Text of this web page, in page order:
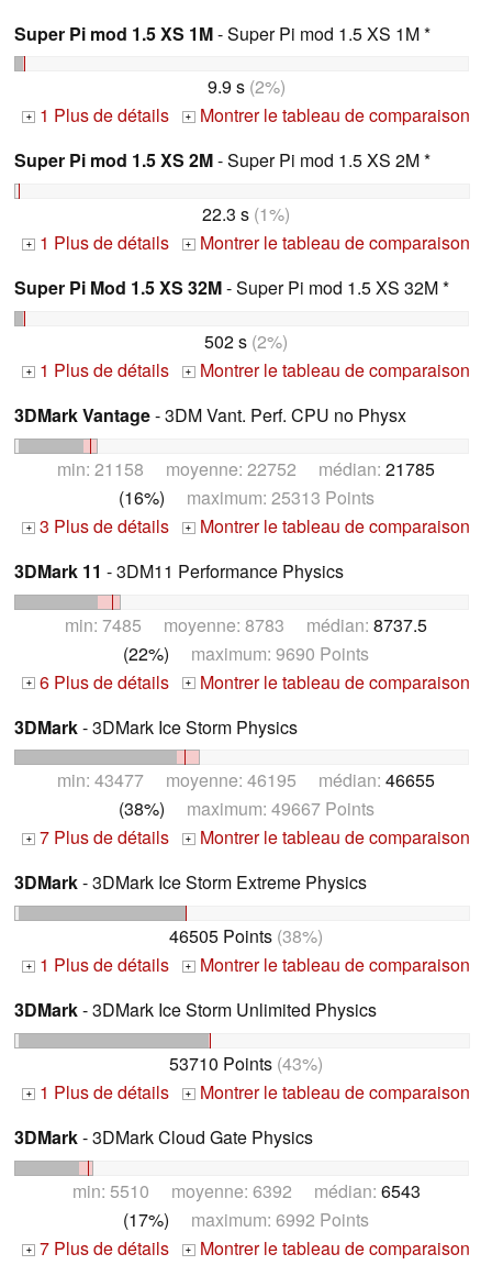
Super Pi mod 1.5 XS 1M- Super Pi mod 1.5 XS 1M *
9.9 s(2%)
+ 1 Plus de détails + Montrer le tableau de comparaison
Super Pi mod 1.5 XS 2M- Super Pi mod 1.5 XS 2M *
22.3 s (1%)
+ 1 Plus de détails + Montrer le tableau de comparaison
Super Pi Mod 1.5 XS 32M- Super Pi mod 1.5 XS 32M *
502 s (2%)
+ 1 Plus de détails + Montrer le tableau de comparaison
3DMark Vantage- 3DM Vant. Perf. CPU no Physx
min: 21158 moyenne: 22752 médian: 21785
(16%) maximum: 25313 Points
+ 3 Plus de détails + Montrer le tableau de comparaison
3DMark 11 - 3DM11 Performance Physics
min: 7485 moyenne: 8783 médian: 8737.5
(22%) maximum: 9690 Points
+ 6 Plus de détails + Montrer le tableau de comparaison
3DMark- 3DMark Ice Storm Physics
min: 43477 moyenne: 46195 médian: 46655
(38%) maximum: 49667 Points
+ 7 Plus de détails + Montrer le tableau de comparaison
3DMark- 3DMark Ice Storm Extreme Physics
46505 Points (38%)
+ 1 Plus de détails + Montrer le tableau de comparaison
3DMark- 3DMark Ice Storm Unlimited Physics
53710 Points (43%)
+ 1 Plus de détails + Montrer le tableau de comparaison
3DMark- 3DMark Cloud Gate Physics
min: 5510 moyenne: 6392 médian: 6543
(17%) maximum: 6992 Points
+ 7 Plus de détails + Montrer le tableau de comparaison